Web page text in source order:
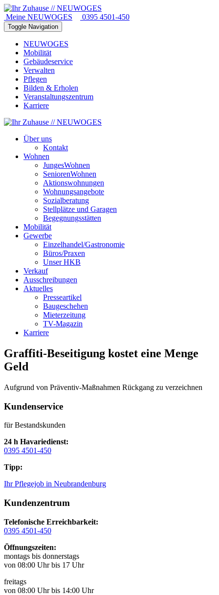
Meine NEUWOGES 0395 4501-450
Toggle Navigation
NEUWOGES
Mobilität
Gebäudeservice
Verwalten
Pflegen
Bilden & Erholen
Veranstaltungszentrum
Karriere
Über uns
Kontakt
Wohnen
JungesWohnen
SeniorenWohnen
Aktionswohnungen
Wohnungsangebote
Sozialberatung
Stellplätze und Garagen
Begegnungsstätten
Mobilität
Gewerbe
Einzelhandel/Gastronomie
Büros/Praxen
Unser HKB
Verkauf
Ausschreibungen
Aktuelles
Presseartikel
Baugeschehen
Mieterzeitung
TV-Magazin
Karriere
Graffiti-Beseitigung kostet eine Menge
Geld
Aufgrund von Präventiv-Maßnahmen Rückgang zu verzeichnen
Kundenservice
für Bestandskunden
24 h Havariedienst:
0395 4501-450
Tipp:
Ihr Pflegejob in Neubrandenburg
Kundenzentrum
Telefonische Erreichbarkeit:
0395 4501-450
Öffnungszeiten:
montags bis donnerstags
von 08:00 Uhr bis 17 Uhr
freitags
von 08:00 Uhr bis 14:00 Uhr